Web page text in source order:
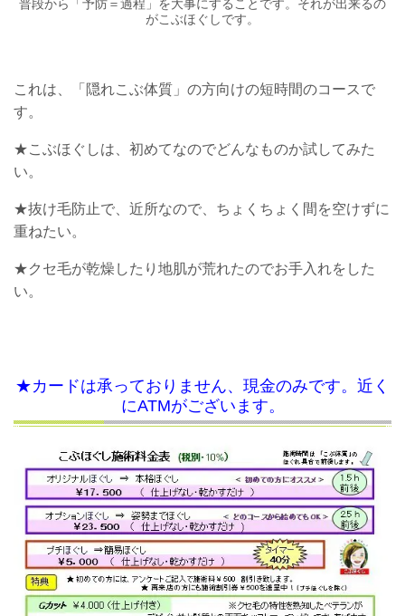
普段から「予防＝過程」を大事にすることです。それが出来るの
がこぶほぐしです。
これは、「隠れこぶ体質」の方向けの短時間のコースで
す。
★こぶほぐしは、初めてなのでどんなものか試してみた
い。
★抜け毛防止で、近所なので、ちょくちょく間を空けずに
重ねたい。
★クセ毛が乾燥したり地肌が荒れたのでお手入れをした
い。
★カードは承っておりません、現金のみです。近く
にATMがございます。